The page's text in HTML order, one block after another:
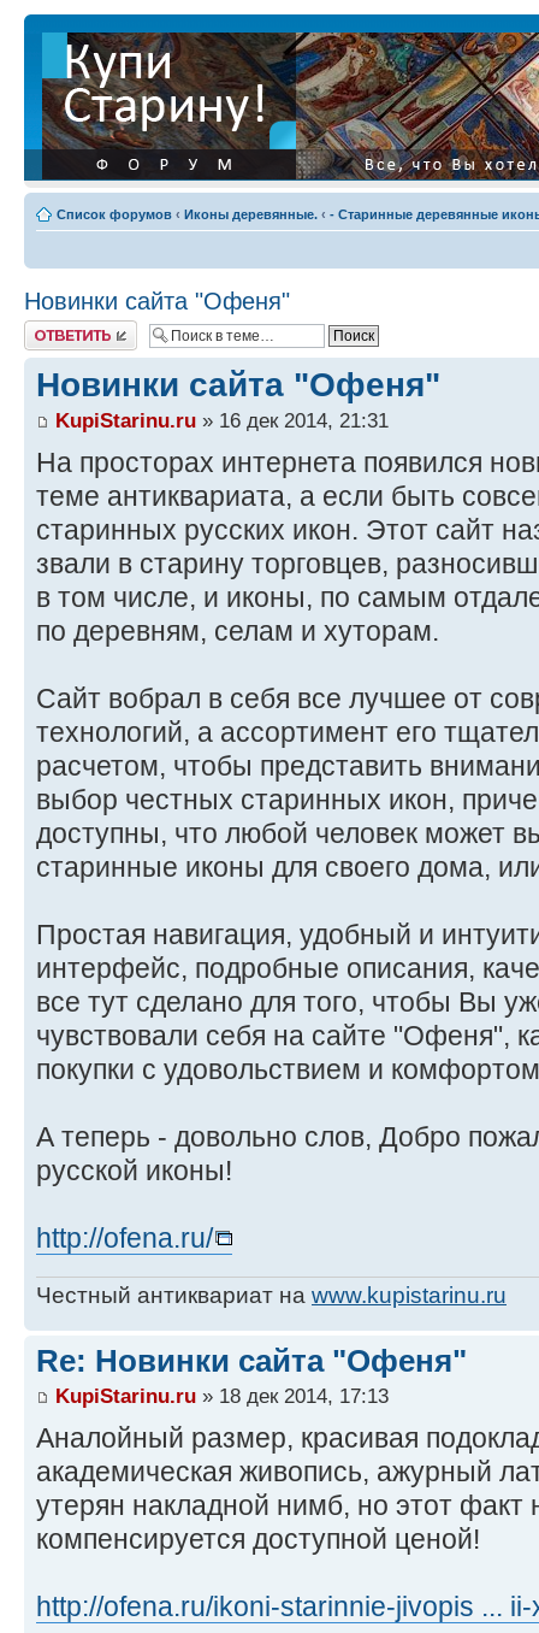
Список форумов ‹ Иконы деревянные. ‹ - Старинные деревянные
Новинки сайта "Офеня"
Ответить
Новинки сайта "Офеня"
KupiStarinu.ru » 16 дек 2014, 21:31
На просторах интернета появился
теме антиквариата, а если быть
старинных русских икон. Этот сайт
звали в старину торговцев,
в том числе, и иконы, по самым
по деревням, селам и хуторам.
Сайт вобрал в себя все лучшее от
технологий, а ассортимент его
расчетом, чтобы представить
выбор честных старинных икон,
доступны, что любой человек может
старинные иконы для своего дома,
Простая навигация, удобный и
интерфейс, подробные описания,
все тут сделано для того, чтобы Вы
чувствовали себя на сайте "Офеня",
покупки с удовольствием и
А теперь - довольно слов, Добро
русской иконы!
http://ofena.ru/
Честный антиквариат на www.kupistarinu.ru
Re: Новинки сайта "Офеня"
KupiStarinu.ru » 18 дек 2014, 17:13
Аналойный размер, красивая
академическая живопись, ажурный
утерян накладной нимб, но этот факт
компенсируется доступной ценой!
http://ofena.ru/ikoni-starinnie-jivopis ...